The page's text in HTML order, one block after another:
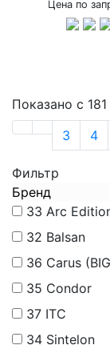
Фильтр
Бренд
33 Arc
32 Balsan
36 Carus
35 Condor
37 ITC
34 Sintelon
Цена по
Показано с
3
4